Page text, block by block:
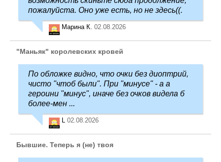
пожалуйста. Оно уже есть, но не здесь((.
Марина К. 02.08.2026
"Маньяк" королевских кровей
По обложке видно, что очки без диоптрий,
чисто "чтоб были". При "минусе" - а а
героини "минус", иначе без очков видела б
более-мен ...
02.08.2026
Бывшие. Теперь я (не) твоя